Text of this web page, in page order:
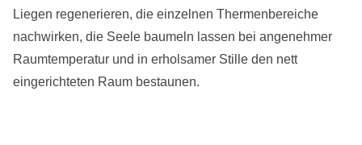
Liegen regenerieren, die einzelnen Thermenbereiche
nachwirken, die Seele baumeln lassen bei angenehmer
Raumtemperatur und in erholsamer Stille den nett
eingerichteten Raum bestaunen.